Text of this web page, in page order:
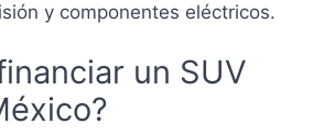
y componentes eléctricos.
un SUV